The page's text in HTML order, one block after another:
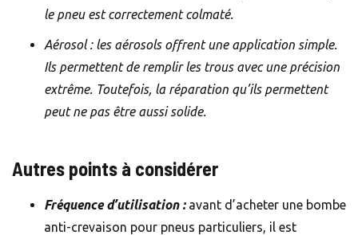
le pneu est correctement colmaté.
Aérosol : les aérosols offrent une application simple.
Ils permettent de remplir les trous avec une précision
extrême. Toutefois, la réparation qu’ils permettent
peut ne pas être aussi solide.
Autres points à considérer
Fréquence d’utilisation :avant d’acheter une bombe
anti-crevaison pour pneus particuliers, il est